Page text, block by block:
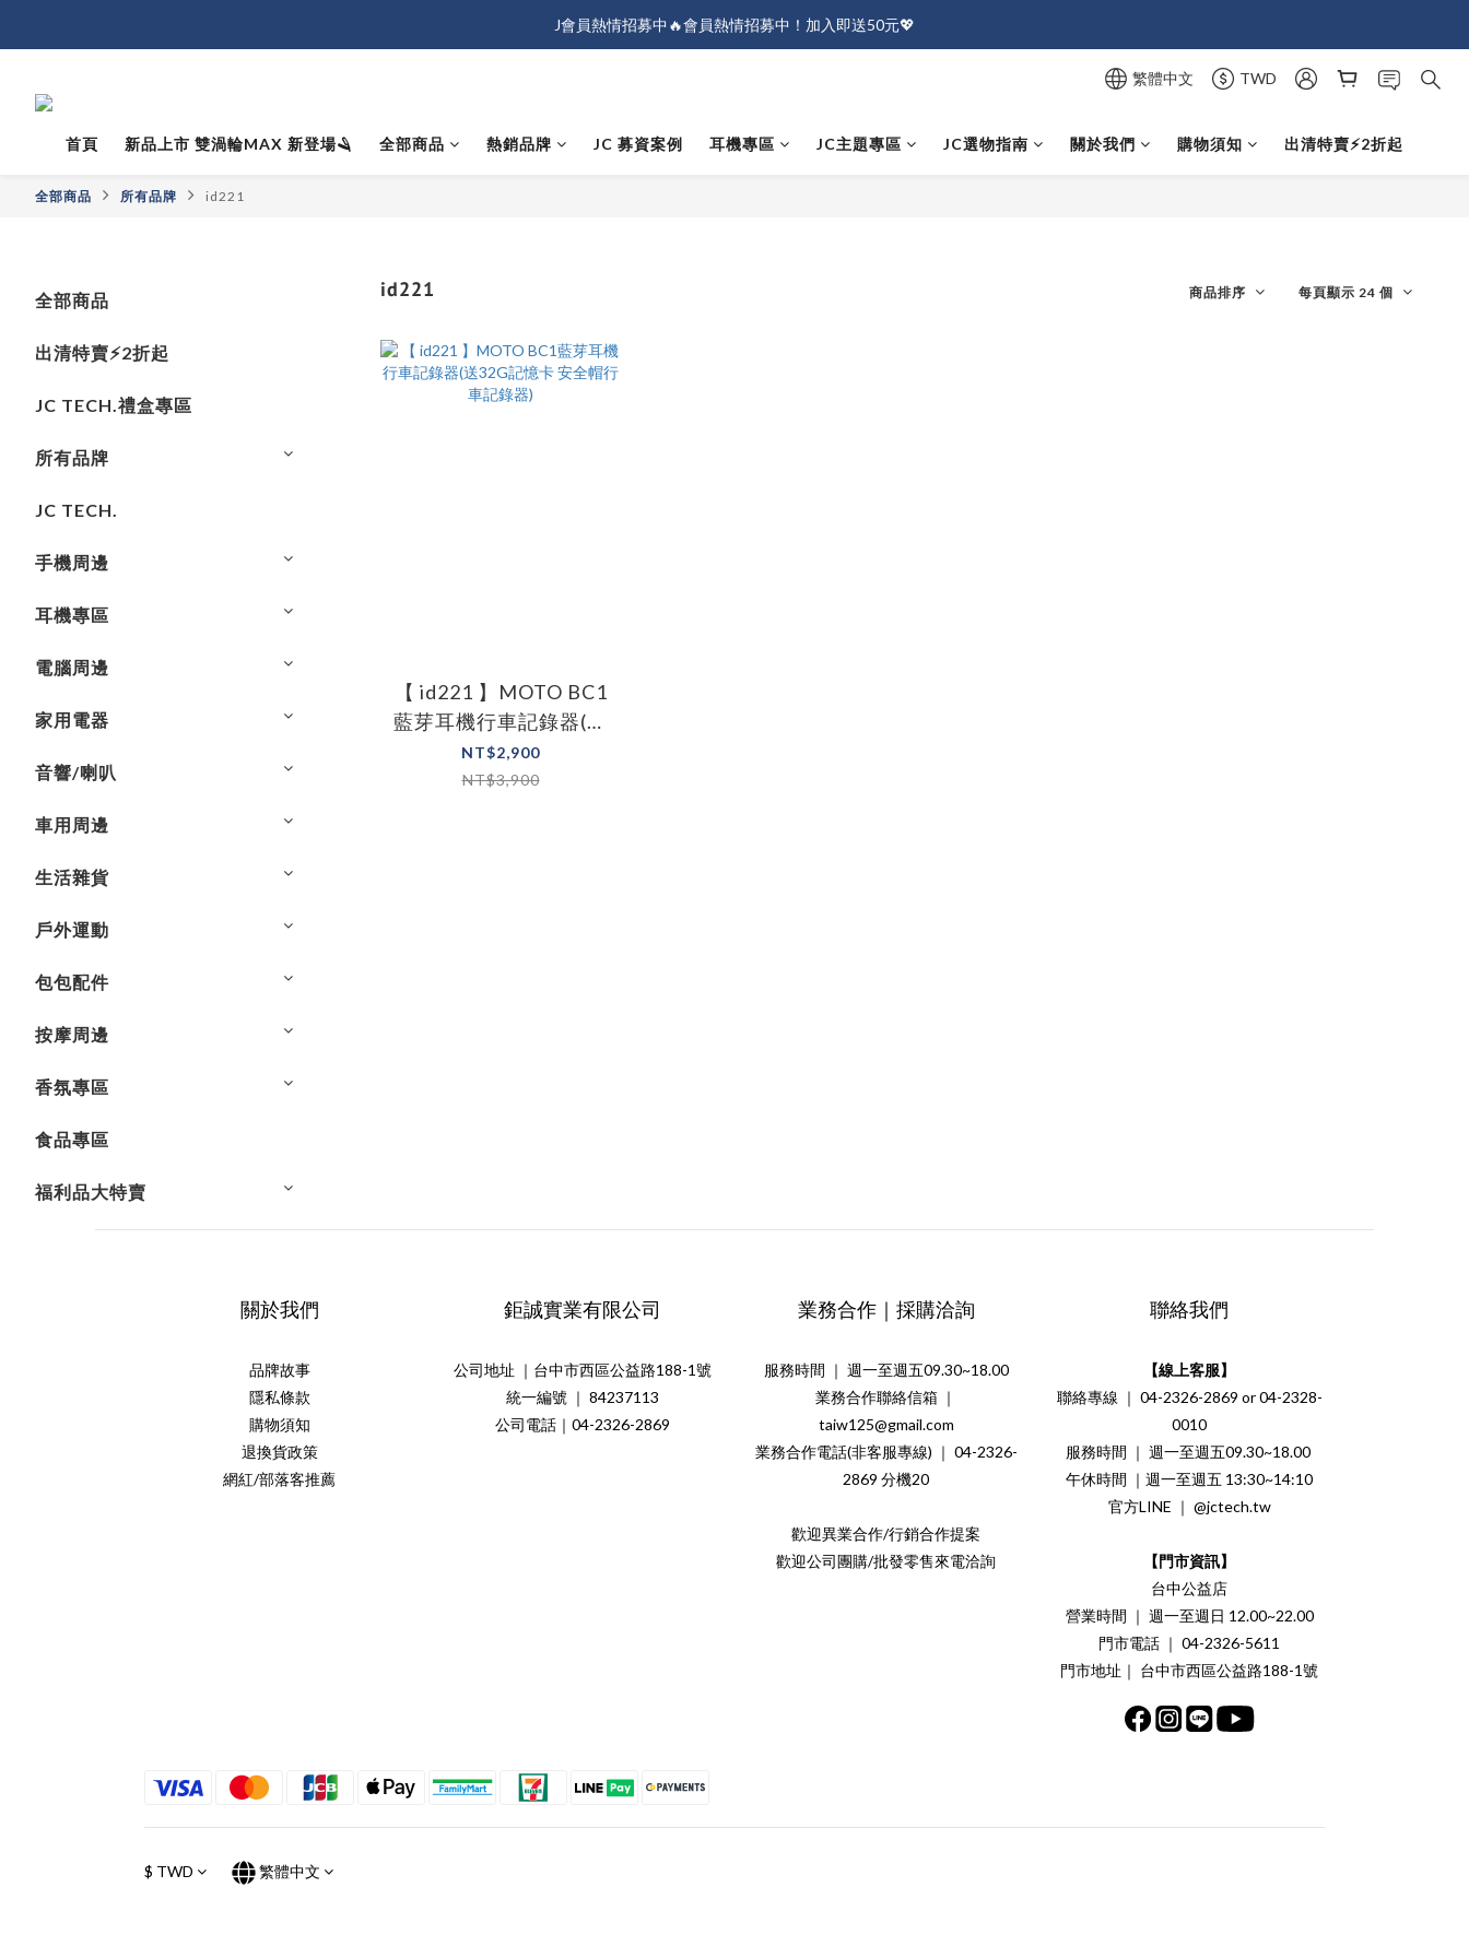
J會員熱情招募中🔥會員熱情招募中！加入即送50元💖
J會員熱情招募中🔥會員熱情招募中！加入即送50元💖
繁體中文 TWD
首頁 新品上市 雙渦輪MAX 新登場🪒 全部商品 熱銷品牌 JC 募資案例 耳機專區 JC主題專區 JC選物指南 關於我們 購物須知 出清特賣⚡️2折起
全部商品 所有品牌 id221
全部商品
出清特賣⚡️2折起
JC TECH.禮盒專區
所有品牌
JC TECH.
手機周邊
耳機專區
電腦周邊
家用電器
音響/喇叭
車用周邊
生活雜貨
戶外運動
包包配件
按摩周邊
香氛專區
食品專區
福利品大特賣
id221 商品排序 每頁顯示 24 個
【 id221 】MOTO BC1
藍芽耳機行車記錄器(送
32G記憶卡 安全帽行車
記錄器)
NT$2,900
NT$3,900
關於我們
品牌故事
隱私條款
購物須知
退換貨政策
網紅/部落客推薦
鉅誠實業有限公司
公司地址 ｜台中市西區公益路188-1號
統一編號 ｜ 84237113
公司電話｜04-2326-2869
業務合作｜採購洽詢
服務時間 ｜ 週一至週五09.30~18.00
業務合作聯絡信箱 ｜
taiw125@gmail.com
業務合作電話(非客服專線) ｜ 04-2326-
2869 分機20
歡迎異業合作/行銷合作提案
歡迎公司團購/批發零售來電洽詢
聯絡我們
【線上客服】
聯絡專線 ｜ 04-2326-2869 or 04-2328-
0010
服務時間 ｜ 週一至週五09.30~18.00
午休時間 ｜週一至週五 13:30~14:10
官方LINE ｜ @jctech.tw
【門市資訊】
台中公益店
營業時間 ｜ 週一至週日 12.00~22.00
門市電話 ｜ 04-2326-5611
門市地址｜ 台中市西區公益路188-1號
$ TWD 繁體中文